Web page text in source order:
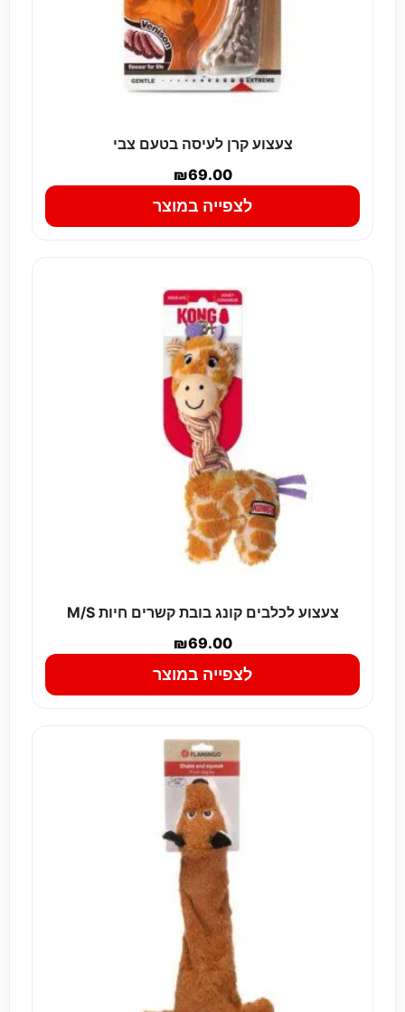
צעצוע קרן לעיסה בטעם צבי
₪69.00
לצפייה במוצר
צעצוע לכלבים קונג בובת קשרים חיות M/S
₪69.00
לצפייה במוצר